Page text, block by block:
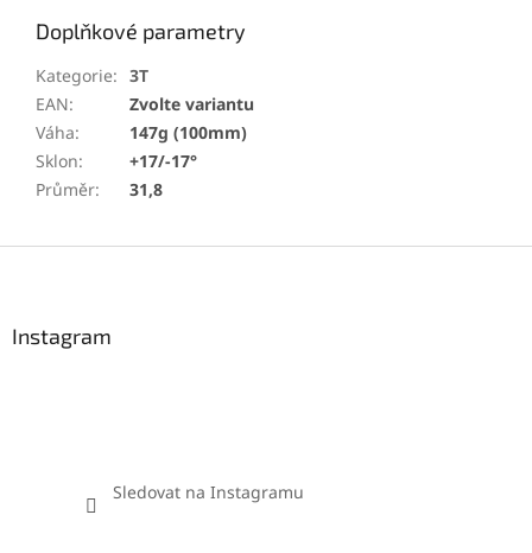
Doplňkové parametry
Kategorie: 3T
EAN:
Zvolte variantu
Váha:
147g (100mm)
Sklon:
+17/-17°
Průměr: 31,8
Instagram
Sledovat na Instagramu